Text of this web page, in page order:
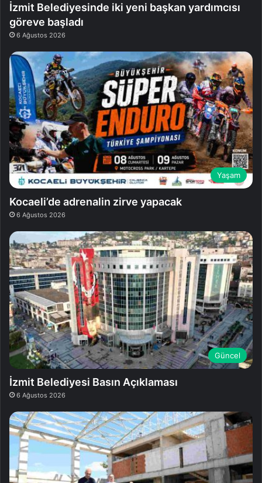
İzmit Belediyesinde iki yeni başkan yardımcısı
göreve başladı
6 Ağustos 2026
Yaşam
Kocaeli’de adrenalin zirve yapacak
6 Ağustos 2026
Güncel
İzmit Belediyesi Basın Açıklaması
6 Ağustos 2026